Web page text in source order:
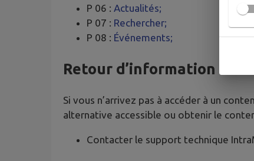
P 06 : Actualités;
P 07 : Rechercher;
P 08 : Événements;
Retour d’information et
Si vous n’arrivez pas à accéder à un
alternative accessible ou obtenir le
Contacter le support technique